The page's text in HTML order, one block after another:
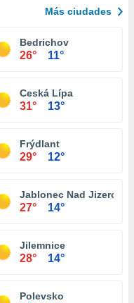
Más ciudades
Bedrichov
26° 11°
Ceská Lípa
31° 13°
Frýdlant
29° 12°
Jablonec Nad Jizerou
27° 14°
Jilemnice
28° 14°
Polevsko